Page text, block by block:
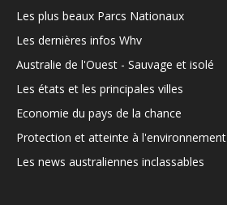
Les plus beaux Parcs Nationaux
Les dernières infos Whv
Australie de l'Ouest - Sauvage et isolé
Les états et les principales villes
Economie du pays de la chance
Protection et atteinte à l'environnement
Les news australiennes inclassables